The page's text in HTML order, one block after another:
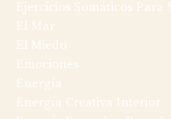
Ejercicios Somáticos Para
El Mar
El Miedo
Emociones
Energía
Energía Creativa Interior